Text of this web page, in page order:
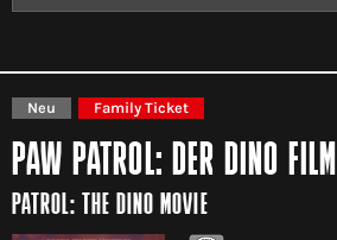
Neu Family Ticket
PAW PATROL: DER DINO FILM
PATROL: THE DINO MOVIE